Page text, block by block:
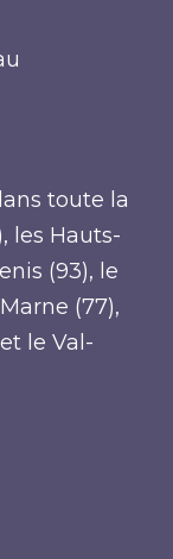
toute la
les Hauts-
(93), le
(77),
et le Val-